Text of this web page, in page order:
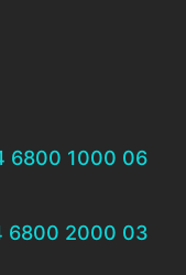
6800 1000 06
6800 2000 03